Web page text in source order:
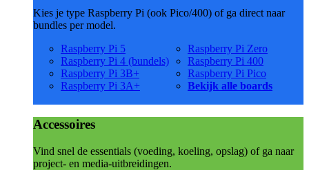
Kies je type Raspberry Pi (ook Pico/400) of ga direct naar
bundles per model.
Raspberry Pi 5
Raspberry Pi 4 (bundels)
Raspberry Pi 3B+
Raspberry Pi 3A+
Raspberry Pi Zero
Raspberry Pi 400
Raspberry Pi Pico
Bekijk alle boards
Accessoires
Vind snel de essentials (voeding, koeling, opslag) of ga naar
project- en media-uitbreidingen.